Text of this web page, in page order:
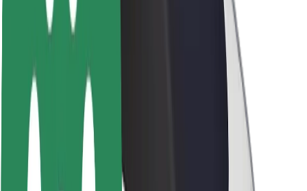
Manual de brand
Misiune
Conducere
Brand
Presă
Fondul Urban
Siguranță